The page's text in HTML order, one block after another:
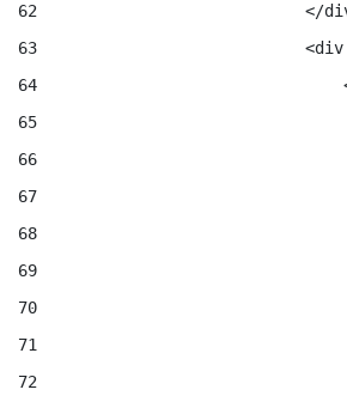
62
</
63
64
65
66
67
68
69
70
71
72